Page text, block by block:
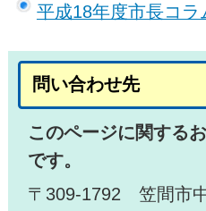
平成18年度市長コラ
問い合わせ先
このページに関する
です。
〒309-1792 笠間市